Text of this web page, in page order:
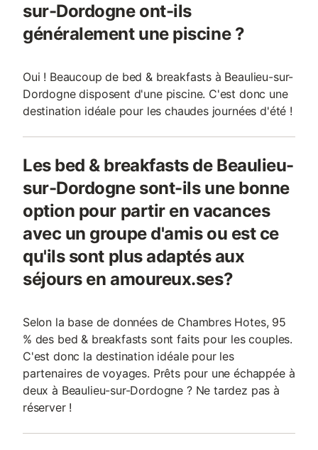
sur-Dordogne ont-ils
généralement une piscine ?
Oui ! Beaucoup de bed & breakfasts à Beaulieu-sur-
Dordogne disposent d'une piscine. C'est donc une
destination idéale pour les chaudes journées d'été !
Les bed & breakfasts de Beaulieu-
sur-Dordogne sont-ils une bonne
option pour partir en vacances
avec un groupe d'amis ou est ce
qu'ils sont plus adaptés aux
séjours en amoureux.ses?
Selon la base de données de Chambres Hotes, 95
% des bed & breakfasts sont faits pour les couples.
C'est donc la destination idéale pour les
partenaires de voyages. Prêts pour une échappée à
deux à Beaulieu-sur-Dordogne ? Ne tardez pas à
réserver !